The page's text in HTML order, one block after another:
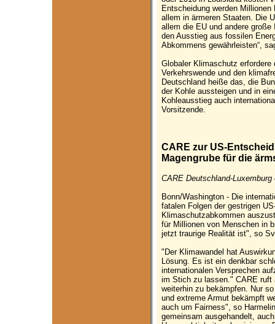
Entscheidung werden
allem in ärmeren Staaten. Die
allem die EU und andere
den Ausstieg aus fossilen
Abkommens gewährleisten“,
Globaler Klimaschutz
Verkehrswende und den
Deutschland heiße das, die
der Kohle aussteigen und in
Kohleausstieg auch
Vorsitzende.
CARE zur US-
Magengrube für die
CARE Deutschland-
Bonn/Washington - Die
fatalen Folgen der gestrigen
Klimaschutzabkommen
für Millionen von Menschen in
jetzt traurige Realität ist", so
"Der Klimawandel hat
Lösung. Es ist ein denkbar
internationalen Versprechen
im Stich zu lassen." CARE ruft
weiterhin zu bekämpfen. Nur
und extreme Armut bekämpft
auch um Fairness", so
gemeinsam ausgehandelt,